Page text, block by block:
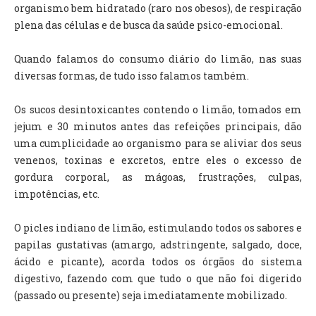
organismo bem hidratado (raro nos obesos), de respiração
plena das células e de busca da saúde psico-emocional.
Quando falamos do consumo diário do limão, nas suas
diversas formas, de tudo isso falamos também.
Os sucos desintoxicantes contendo o limão, tomados em
jejum e 30 minutos antes das refeições principais, dão
uma cumplicidade ao organismo para se aliviar dos seus
venenos, toxinas e excretos, entre eles o excesso de
gordura corporal, as mágoas, frustrações, culpas,
impotências, etc.
O picles indiano de limão, estimulando todos os sabores e
papilas gustativas (amargo, adstringente, salgado, doce,
ácido e picante), acorda todos os órgãos do sistema
digestivo, fazendo com que tudo o que não foi digerido
(passado ou presente) seja imediatamente mobilizado.